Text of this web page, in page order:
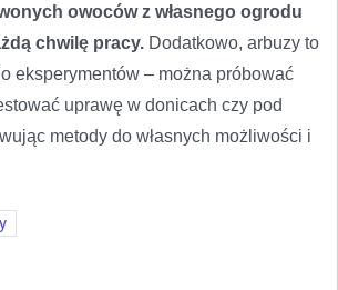
owoców z własnego ogrodu
chwilę pracy. Dodatkowo, arbuzy to
eksperymentów – można próbować
uprawę w donicach czy pod
metody do własnych możliwości i